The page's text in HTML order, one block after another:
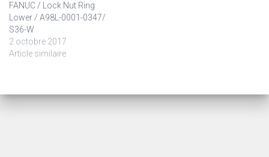
FANUC / Lock Nut Ring
Lower / A98L-0001-0347/
S36-W
2 octobre 2017
Article similaire